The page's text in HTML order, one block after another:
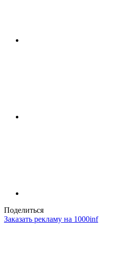
Поделиться
Заказать рекламу на 1000inf